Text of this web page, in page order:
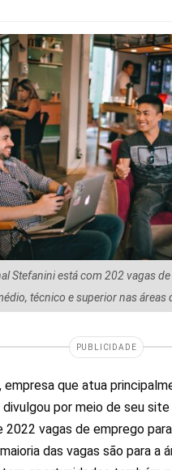
Stefanini está com 202 vagas
técnico e superior nas áreas
PUBLICIDADE
empresa que atua
por meio de seu
vagas de emprego
das vagas são para a